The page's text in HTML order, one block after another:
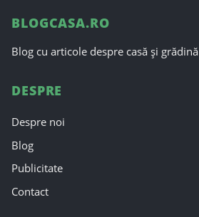
BLOGCASA.RO
Blog cu articole despre casă și grădină
DESPRE
Despre noi
Blog
Publicitate
Contact